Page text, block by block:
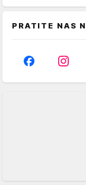
PRATITE NAS